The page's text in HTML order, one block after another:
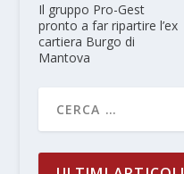
Il gruppo Pro-Gest
pronto a far ripartire l’ex
cartiera Burgo di
Mantova